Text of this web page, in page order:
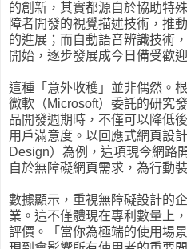
的創新，其實都源自於協助特
障者開發的視覺描述技術，推
的進展；而自動語音辨識技術
開始，逐步發展成今日備受歡
這種「意外收穫」並非偶然。
微軟（Microsoft）委託的研究
品開發週期時，不僅可以降低
用戶滿意度。以回應式網頁設
Design）為例，這項現今網路
自於無障礙網頁需求，為行動
數據顯示，重視無障礙設計的
業。這不僅體現在專利數量上
評價。「當你為極端的使用場